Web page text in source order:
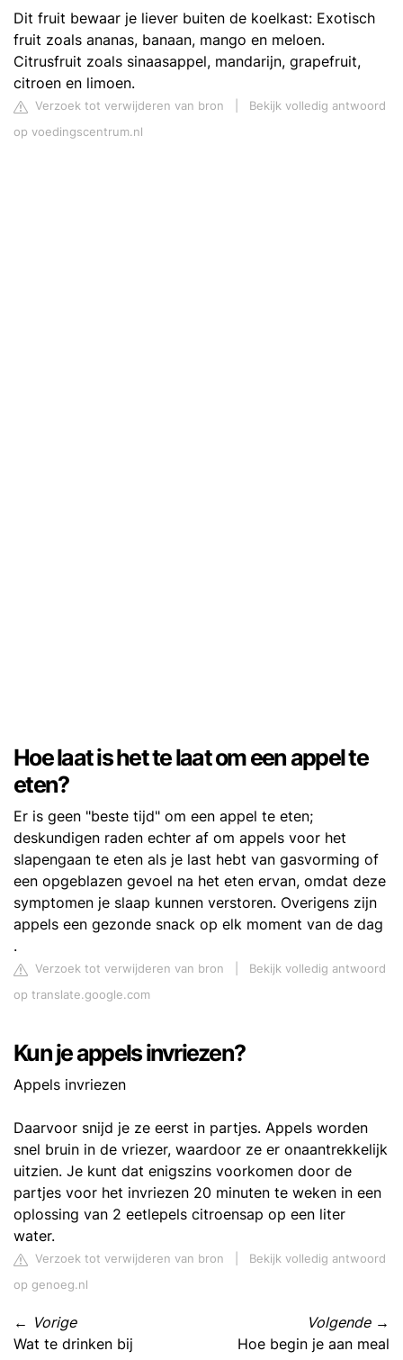
Dit fruit bewaar je liever buiten de koelkast: Exotisch
fruit zoals ananas, banaan, mango en meloen.
Citrusfruit zoals sinaasappel, mandarijn, grapefruit,
citroen en limoen.
Verzoek tot verwijderen van bron
Bekijk volledig antwoord
op voedingscentrum.nl
Hoe laat is het te laat om een ​​appel te
eten?
Er is geen "beste tijd" om een ​​appel te eten;
deskundigen raden echter af om appels voor het
slapengaan te eten als je last hebt van gasvorming of
een opgeblazen gevoel na het eten ervan, omdat deze
symptomen je slaap kunnen verstoren. Overigens zijn
appels een gezonde snack op elk moment van de dag
.
Verzoek tot verwijderen van bron
Bekijk volledig antwoord
op translate.google.com
Kun je appels invriezen?
Appels invriezen
Daarvoor snijd je ze eerst in partjes. Appels worden
snel bruin in de vriezer, waardoor ze er onaantrekkelijk
uitzien. Je kunt dat enigszins voorkomen door de
partjes voor het invriezen 20 minuten te weken in een
oplossing van 2 eetlepels citroensap op een liter
water.
Verzoek tot verwijderen van bron
Bekijk volledig antwoord
op genoeg.nl
← Vorige
Wat te drinken bij
Volgende→
Hoe begin je aan meal